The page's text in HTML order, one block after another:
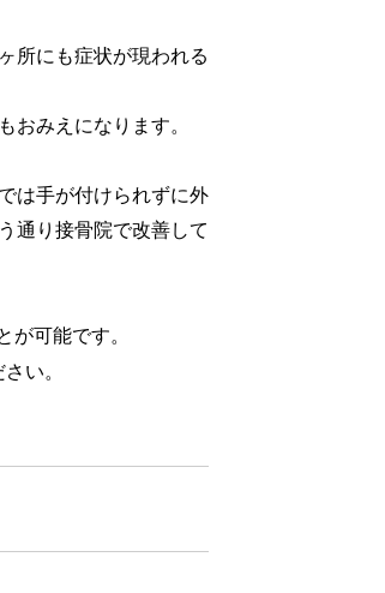
所にも症状が現われる
みえになります。
は手が付けられずに外
通り接骨院で改善して
が可能です。
い。